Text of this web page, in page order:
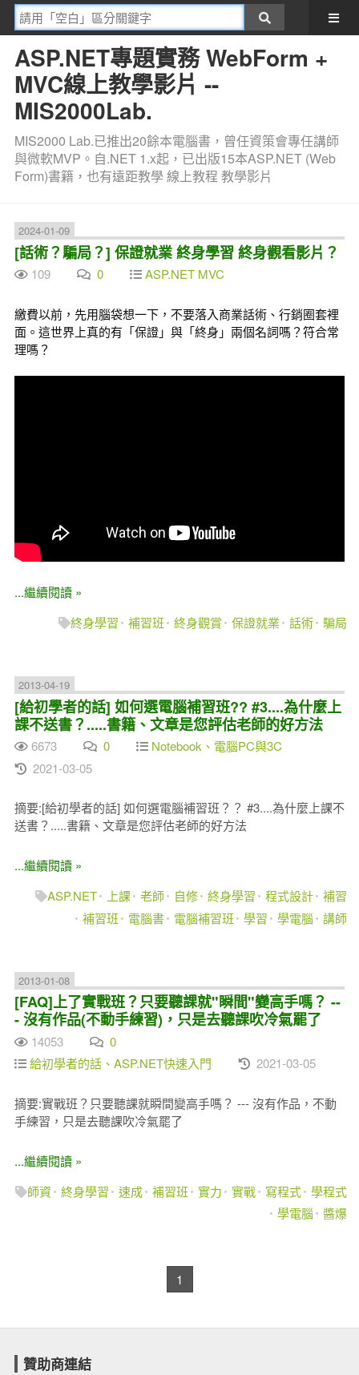
ASP.NET專題實務 WebForm +
MVC線上教學影片 --
MIS2000Lab.
MIS2000 Lab.已推出20餘本電腦書，曾任資策會專任講師
與微軟MVP。自.NET 1.x起，已出版15本ASP.NET (Web
Form)書籍，也有遠距教學 線上教程 教學影片
2024-01-09
[話術？騙局？] 保證就業 終身學習 終身觀看影片？
109 0 ASP.NET MVC
繳費以前，先用腦袋想一下，不要落入商業話術、行銷圈套裡
面。這世界上真的有「保證」與「終身」兩個名詞嗎？符合常
理嗎？
...繼續閱讀 »
終身學習
補習班 終身觀賞 保證就業 話術 騙局
2013-04-19
[給初學者的話] 如何選電腦補習班?? #3....為什麼上
課不送書？.....書籍、文章是您評估老師的好方法
6673 0
Notebook、電腦PC與3C
2021-03-05
摘要:[給初學者的話] 如何選電腦補習班？？ #3....為什麼上課不
送書？.....書籍、文章是您評估老師的好方法
...繼續閱讀 »
ASP.NET
上課 老師 自修 終身學習 程式設計 補習
補習班
電腦書 電腦補習班 學習 學電腦 講師
2013-01-08
[FAQ]上了實戰班？只要聽課就"瞬間"變高手嗎？ --
- 沒有作品(不動手練習)，只是去聽課吹冷氣罷了
14053
0
給初學者的話、ASP.NET快速入門
2021-03-05
摘要:實戰班？只要聽課就瞬間變高手嗎？ --- 沒有作品，不動
手練習，只是去聽課吹冷氣罷了
...繼續閱讀 »
師資 終身學習 速成 補習班 實力 實戰 寫程式 學程式
學電腦
醬爆
1
贊助商連結